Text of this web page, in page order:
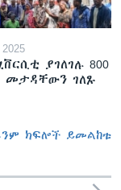
ያገለገሉ 800
መታዳቸውን ገለጹ
ክፍሎች ይመልከቱ